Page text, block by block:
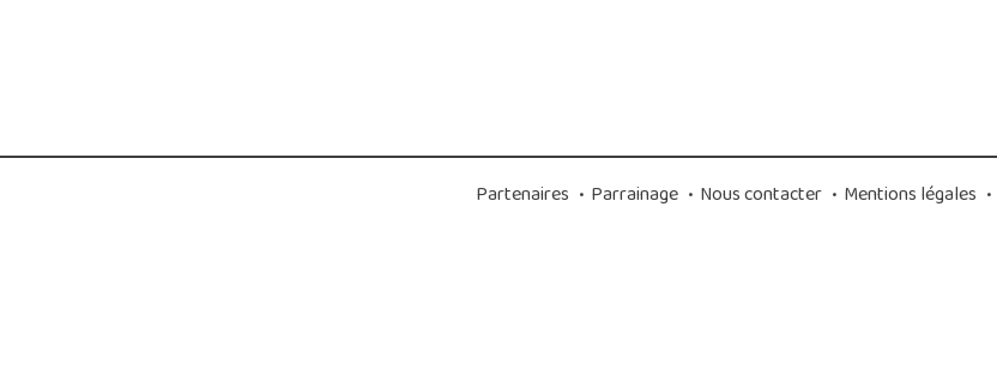
Partenaires • Parrainage • Nous contacter • Mentions légales •